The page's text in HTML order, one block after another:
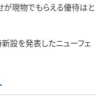
が現物でもらえる優待はと
設を発表したニューフェ